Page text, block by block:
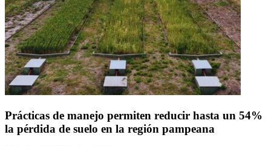
Prácticas de manejo permiten reducir hasta un 54%
la pérdida de suelo en la región pampeana